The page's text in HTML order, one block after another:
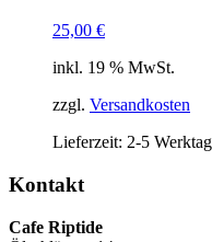
25,00 €
inkl. 19 % MwSt.
zzgl. Versandkosten
Lieferzeit: 2-5
Kontakt
Cafe Riptide